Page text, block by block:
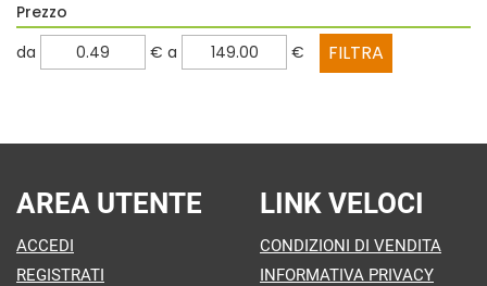
Prezzo
filtra
da € filtra
a €
AREA UTENTE
ACCEDI
REGISTRATI
LINK VELOCI
CONDIZIONI DI VENDITA
INFORMATIVA PRIVACY